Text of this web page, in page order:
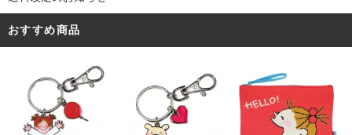
おすすめ商品